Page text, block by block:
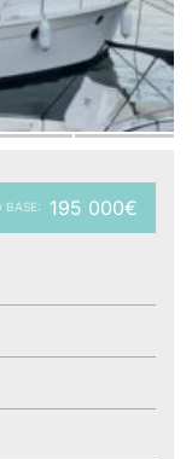
BASE: 195 000€